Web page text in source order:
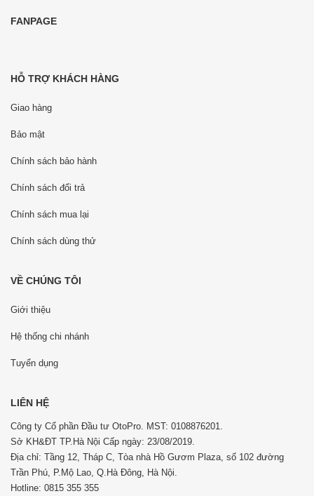
FANPAGE
HỖ TRỢ KHÁCH HÀNG
Giao hàng
Bảo mật
Chính sách bảo hành
Chính sách đổi trả
Chính sách mua lại
Chính sách dùng thử
VỀ CHÚNG TÔI
Giới thiệu
Hệ thống chi nhánh
Tuyển dụng
LIÊN HỆ
Công ty Cổ phần Đầu tư OtoPro. MST: 0108876201.
Sở KH&ĐT TP.Hà Nội Cấp ngày: 23/08/2019.
Địa chỉ: Tầng 12, Tháp C, Tòa nhà Hồ Gươm Plaza, số 102 đường
Trần Phú, P.Mộ Lao, Q.Hà Đông, Hà Nội.
Hotline: 0815 355 355